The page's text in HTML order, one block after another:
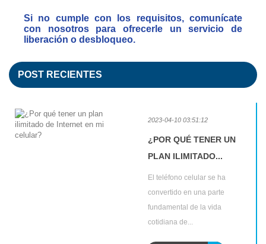
Si no cumple con los requisitos, comunícate
con nosotros para ofrecerle un servicio de
liberación o desbloqueo.
POST RECIENTES
2023-04-10 03:51:12
¿POR QUÉ TENER UN
PLAN ILIMITADO...
El teléfono celular se ha
convertido en una parte
fundamental de la vida
cotidiana de...